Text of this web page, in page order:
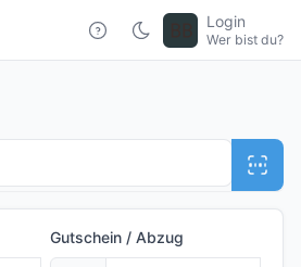
Login
Wer bist du?
Gutschein / Abzug